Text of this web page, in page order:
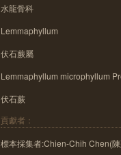
水龍骨科
Lemmaphyllum
伏石蕨屬
Lemmaphyllum microphyllum
伏石蕨
貢獻者：
標本採集者:Chien-Chih Chen(